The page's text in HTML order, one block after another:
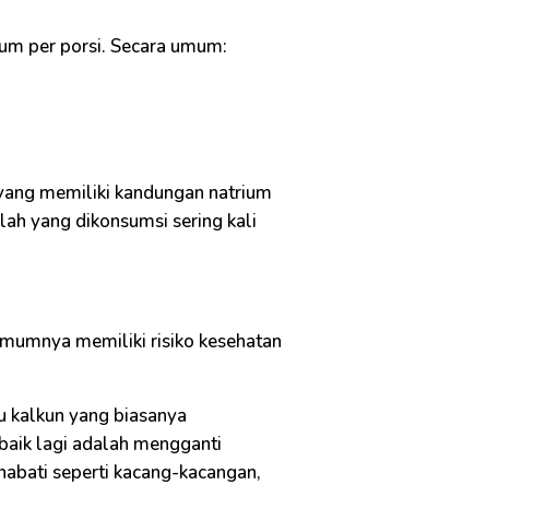
per porsi. Secara umum:
memiliki kandungan natrium
yang dikonsumsi sering kali
memiliki risiko kesehatan
kalkun yang biasanya
lagi adalah mengganti
seperti kacang-kacangan,